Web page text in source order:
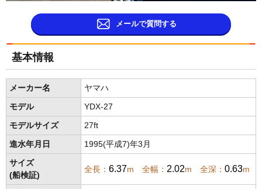
メールで質問する
基本情報
メーカー名 ヤマハ
モデル YDX-27
モデルサイズ 27ft
進水年月日 1995(平成7)年3月
サイズ
(船検証)
全長： 6.37m 全幅： 2.02m 全深： 0.63m